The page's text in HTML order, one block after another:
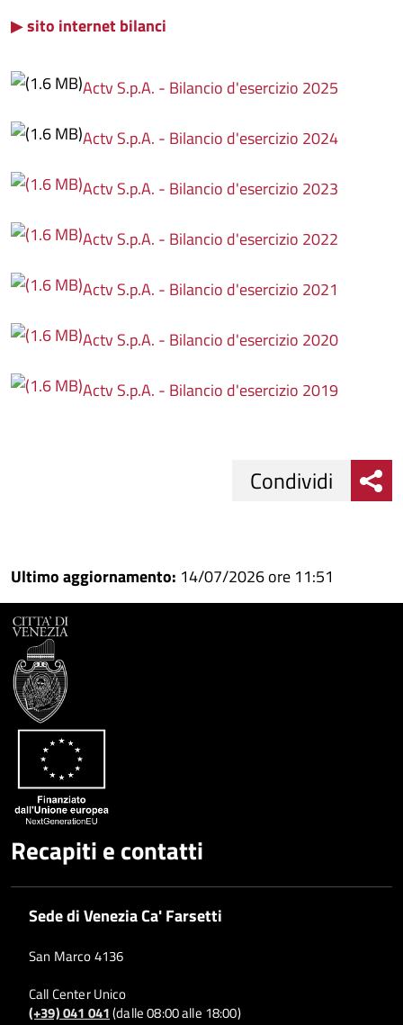
▶sito internet bilanci
Actv S.p.A. - Bilancio d'esercizio 2025
Actv S.p.A. - Bilancio d'esercizio 2024
Actv S.p.A. - Bilancio d'esercizio 2023
Actv S.p.A. - Bilancio d'esercizio 2022
Actv S.p.A. - Bilancio d'esercizio 2021
Actv S.p.A. - Bilancio d'esercizio 2020
Actv S.p.A. - Bilancio d'esercizio 2019
su
Facebook
Condividi
su
Condividi
Condividi
Ultimo aggiornamento: 14/07/2026 ore 11:51
Recapiti e contatti
Sede di Venezia Ca' Farsetti
San Marco 4136
Call Center Unico
(+39) 041 041(dalle 08:00 alle 18:00)